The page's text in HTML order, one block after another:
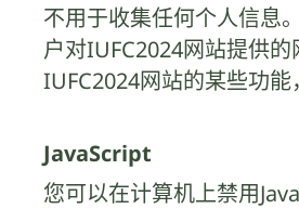
不用于收集任何个人信息
户对IUFC2024网站提供
IUFC2024网站的某些功
JavaScript
您可以在计算机上禁用